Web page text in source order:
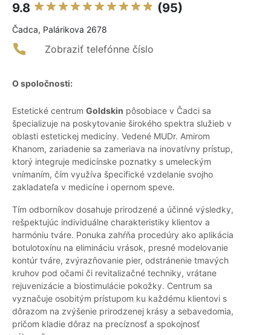
9.8 (95)
Čadca, Palárikova 2678
Zobraziť telefónne číslo
O spoločnosti:
Estetické centrum Goldskin pôsobiace v Čadci sa
špecializuje na poskytovanie širokého spektra služieb v
oblasti estetickej medicíny. Vedené MUDr. Amirom
Khanom, zariadenie sa zameriava na inovatívny prístup,
ktorý integruje medicínske poznatky s umeleckým
vnímaním, čím využíva špecifické vzdelanie svojho
zakladateľa v medicíne i opernom speve.
Tím odborníkov dosahuje prirodzené a účinné výsledky,
rešpektujúc individuálne charakteristiky klientov a
harmóniu tváre. Ponuka zahŕňa procedúry ako aplikácia
botulotoxínu na elimináciu vrások, presné modelovanie
kontúr tváre, zvýrazňovanie pier, odstránenie tmavých
kruhov pod očami či revitalizačné techniky, vrátane
rejuvenizácie a biostimulácie pokožky. Centrum sa
vyznačuje osobitým prístupom ku každému klientovi s
dôrazom na zvýšenie prirodzenej krásy a sebavedomia,
pričom kladie dôraz na precíznosť a spokojnosť